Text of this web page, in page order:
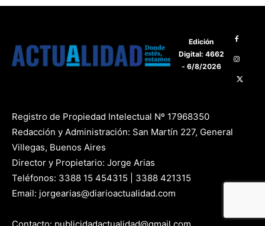
Edición
Digital: 4662
- 6/8/2026
Registro de Propiedad Intelectual Nº 17968350
Redacción y Administración: San Martín 227, General
Villegas, Buenos Aires
Director y Propietario: Jorge Arias
Teléfonos: 3388 15 454315 | 3388 421315
Email: jorgearias@diarioactualidad.com